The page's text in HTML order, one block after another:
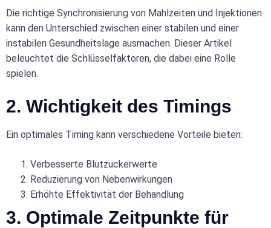
Die richtige Synchronisierung von Mahlzeiten und Injektionen
kann den Unterschied zwischen einer stabilen und einer
instabilen Gesundheitslage ausmachen. Dieser Artikel
beleuchtet die Schlüsselfaktoren, die dabei eine Rolle
spielen.
2. Wichtigkeit des Timings
Ein optimales Timing kann verschiedene Vorteile bieten:
Verbesserte Blutzuckerwerte
Reduzierung von Nebenwirkungen
Erhöhte Effektivität der Behandlung
3. Optimale Zeitpunkte für